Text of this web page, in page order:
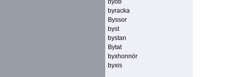
byob
byracka
Byssor
byst
bystan
Bytat
byxhonnör
byxis